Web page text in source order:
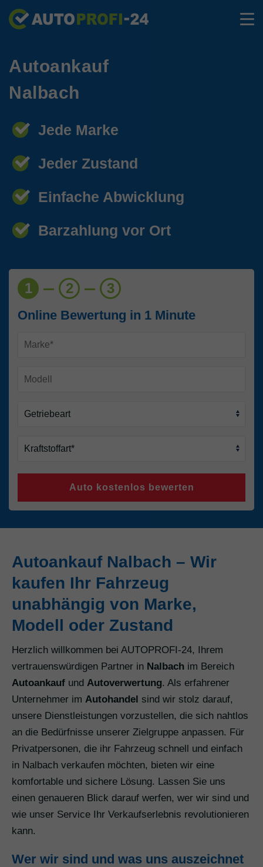
Autoankauf
Nalbach
Jede Marke
Jeder Zustand
Einfache Abwicklung
Barzahlung vor Ort
1 2 3
Online Bewertung in 1 Minute
Auto kostenlos bewerten
Autoankauf Nalbach – Wir
kaufen Ihr Fahrzeug
unabhängig von Marke,
Modell oder Zustand
Herzlich willkommen bei AUTOPROFI-24, Ihrem
vertrauenswürdigen Partner in Nalbach im Bereich
Autoankauf und Autoverwertung. Als erfahrener
Unternehmer im Autohandel sind wir stolz darauf,
unsere Dienstleistungen vorzustellen, die sich nahtlos
an die Bedürfnisse unserer Zielgruppe anpassen. Für
Privatpersonen, die ihr Fahrzeug schnell und einfach
in Nalbach verkaufen möchten, bieten wir eine
komfortable und sichere Lösung. Lassen Sie uns
einen genaueren Blick darauf werfen, wer wir sind und
wie unser Service Ihr Verkaufserlebnis revolutionieren
kann.
Wer wir sind und was uns auszeichnet